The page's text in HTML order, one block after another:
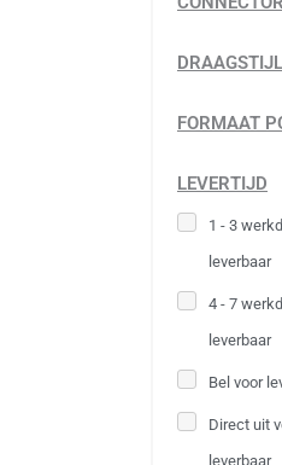
DRAAGSTIJL
FORMAAT
LEVERTIJD
1 - 3
leverbaar
4 - 7
leverbaar
Bel voor
Direct uit
leverbaar